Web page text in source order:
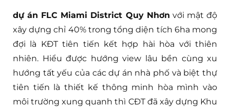
dự án FLC Miami District Quy Nhơn với mật độ
xây dựng chỉ 40% trong tổng diện tích 6ha mong
đợi là KĐT tiên tiến kết hợp hài hòa với thiên
nhiên. Hiểu được hướng view lâu bền cùng xu
hướng tất yếu của các dự án nhà phố và biệt thự
tiên tiến là thiết kế thông minh hòa mình vào
môi trường xung quanh thì CĐT đã xây dựng Khu